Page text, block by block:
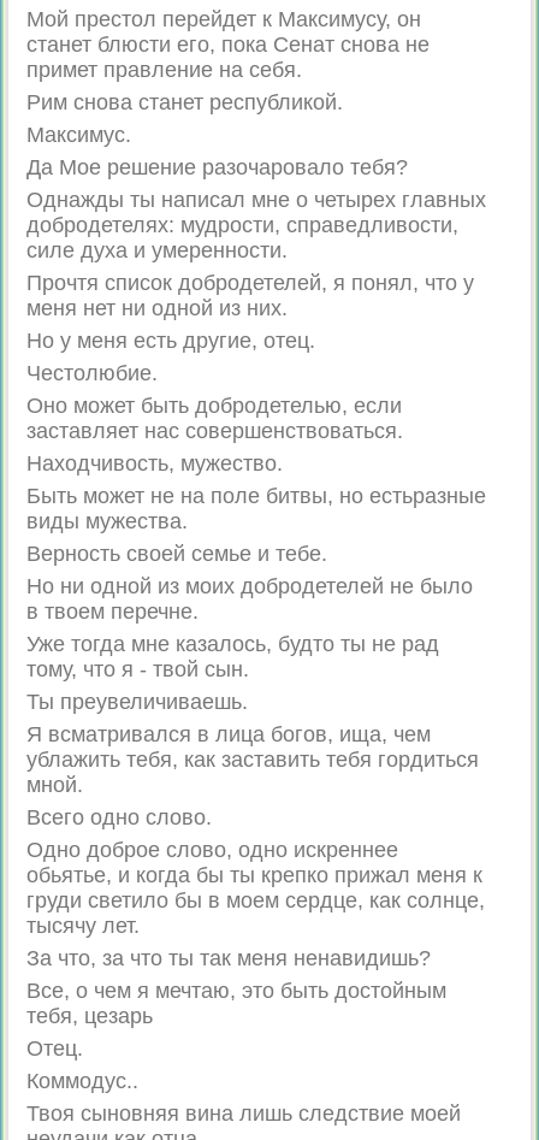
Мой престол перейдет к Максимусу, он
станет блюсти его, пока Сенат снова не
примет правление на себя.
Рим снова станет республикой.
Максимус.
Да Мое решение разочаровало тебя?
Однажды ты написал мне о четырех главных
добродетелях: мудрости, справедливости,
силе духа и умеренности.
Прочтя список добродетелей, я понял, что у
меня нет ни одной из них.
Но у меня есть другие, отец.
Честолюбие.
Оно может быть добродетелью, если
заставляет нас совершенствоваться.
Находчивость, мужество.
Быть может не на поле битвы, но естьразные
виды мужества.
Верность своей семье и тебе.
Но ни одной из моих добродетелей не было
в твоем перечне.
Уже тогда мне казалось, будто ты не рад
тому, что я - твой сын.
Ты преувеличиваешь.
Я всматривался в лица богов, ища, чем
ублажить тебя, как заставить тебя гордиться
мной.
Всего одно слово.
Одно доброе слово, одно искреннее
обьятье, и когда бы ты крепко прижал меня к
груди светило бы в моем сердце, как солнце,
тысячу лет.
За что, за что ты так меня ненавидишь?
Все, о чем я мечтаю, это быть достойным
тебя, цезарь
Отец.
Коммодус..
Твоя сыновняя вина лишь следствие моей